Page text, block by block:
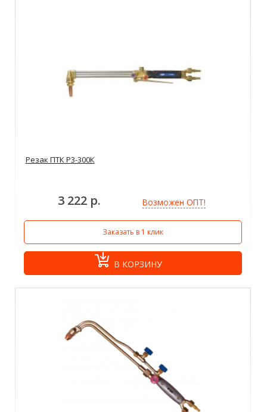
Резак ПТК Р3-300К
3 222 р. Возможен ОПТ!
Заказать в 1 клик
В КОРЗИНУ